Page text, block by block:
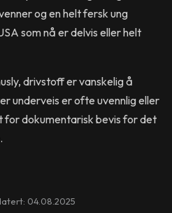
og en helt fersk ung
som nå er delvis eller helt
drivstoff er vanskelig å
underveis er ofte uvennlig eller
for dokumentarisk bevis for det
04.08.2025